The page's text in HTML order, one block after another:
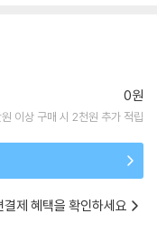
0원
이상 구매 시 2천원 추가 적립
제 혜택을 확인하세요